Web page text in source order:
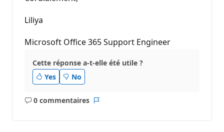
Liliya
Microsoft Office 365 Support Engineer
Cette réponse a-t-elle été utile ?
Yes
No
0 commentaires
Aucun